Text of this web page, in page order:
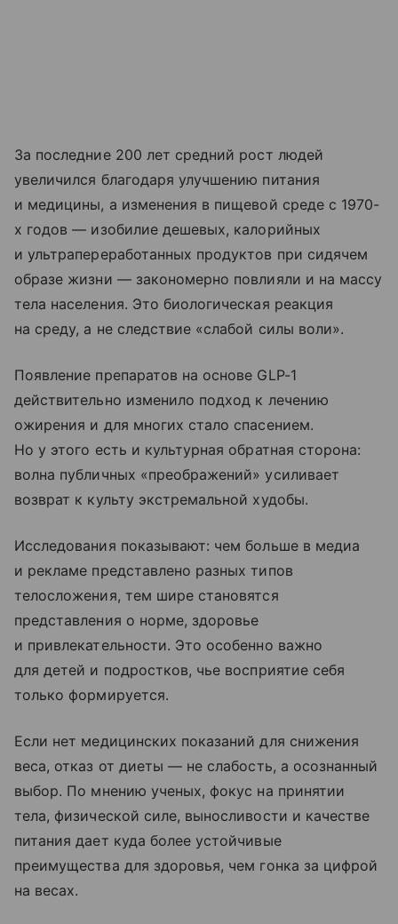
За последние 200 лет средний рост людей
увеличился благодаря улучшению питания
и медицины, а изменения в пищевой среде с 1970-
х годов — изобилие дешевых, калорийных
и ультрапереработанных продуктов при сидячем
образе жизни — закономерно повлияли и на массу
тела населения. Это биологическая реакция
на среду, а не следствие «слабой силы воли».
Появление препаратов на основе GLP-1
действительно изменило подход к лечению
ожирения и для многих стало спасением.
Но у этого есть и культурная обратная сторона:
волна публичных «преображений» усиливает
возврат к культу экстремальной худобы.
Исследования показывают: чем больше в медиа
и рекламе представлено разных типов
телосложения, тем шире становятся
представления о норме, здоровье
и привлекательности. Это особенно важно
для детей и подростков, чье восприятие себя
только формируется.
Если нет медицинских показаний для снижения
веса, отказ от диеты — не слабость, а осознанный
выбор. По мнению ученых, фокус на принятии
тела, физической силе, выносливости и качестве
питания дает куда более устойчивые
преимущества для здоровья, чем гонка за цифрой
на весах.